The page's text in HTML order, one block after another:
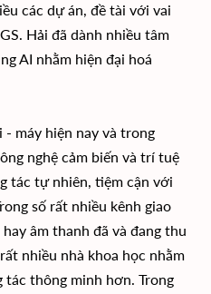
các dự án, đề tài với vai
Hải đã dành nhiều tâm
AI nhằm hiện đại hoá
máy hiện nay và trong
nghệ cảm biến và trí tuệ
tác tự nhiên, tiệm cận với
số rất nhiều kênh giao
âm thanh đã và đang thu
nhiều nhà khoa học nhằm
thông minh hơn. Trong